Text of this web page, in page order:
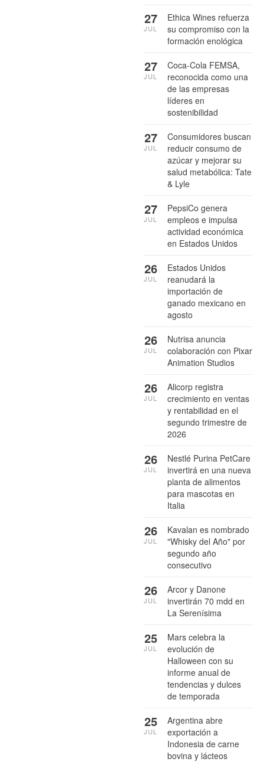
Ethica Wines refuerza
su compromiso con la
formación enológica
27
JUL
Coca-Cola FEMSA,
reconocida como una
de las empresas
líderes en
sostenibilidad
27
JUL
Consumidores buscan
reducir consumo de
azúcar y mejorar su
salud metabólica: Tate
& Lyle
27
JUL
PepsiCo genera
empleos e impulsa
actividad económica
en Estados Unidos
27
JUL
Estados Unidos
reanudará la
importación de
ganado mexicano en
agosto
26
JUL
Nutrisa anuncia
colaboración con Pixar
Animation Studios
26
JUL
Alicorp registra
crecimiento en ventas
y rentabilidad en el
segundo trimestre de
2026
26
JUL
Nestlé Purina PetCare
invertirá en una nueva
planta de alimentos
para mascotas en
Italia
26
JUL
Kavalan es nombrado
"Whisky del Año" por
segundo año
consecutivo
26
JUL
Arcor y Danone
invertirán 70 mdd en
La Serenísima
26
JUL
Mars celebra la
evolución de
Halloween con su
informe anual de
tendencias y dulces
de temporada
25
JUL
Argentina abre
exportación a
Indonesia de carne
bovina y lácteos
25
JUL